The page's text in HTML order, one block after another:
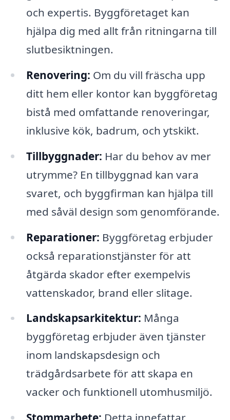
och expertis. Byggföretaget kan
hjälpa dig med allt från ritningarna till
slutbesiktningen.
Renovering: Om du vill fräscha upp
ditt hem eller kontor kan byggföretag
bistå med omfattande renoveringar,
inklusive kök, badrum, och ytskikt.
Tillbyggnader: Har du behov av mer
utrymme? En tillbyggnad kan vara
svaret, och byggfirman kan hjälpa till
med såväl design som genomförande.
Reparationer: Byggföretag erbjuder
också reparationstjänster för att
åtgärda skador efter exempelvis
vattenskador, brand eller slitage.
Landskapsarkitektur: Många
byggföretag erbjuder även tjänster
inom landskapsdesign och
trädgårdsarbete för att skapa en
vacker och funktionell utomhusmiljö.